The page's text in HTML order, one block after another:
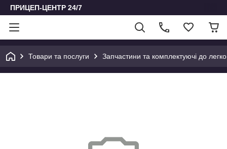
ПРИЦЕП-ЦЕНТР 24/7
Товари та послуги Запчастини та комплектуючі до